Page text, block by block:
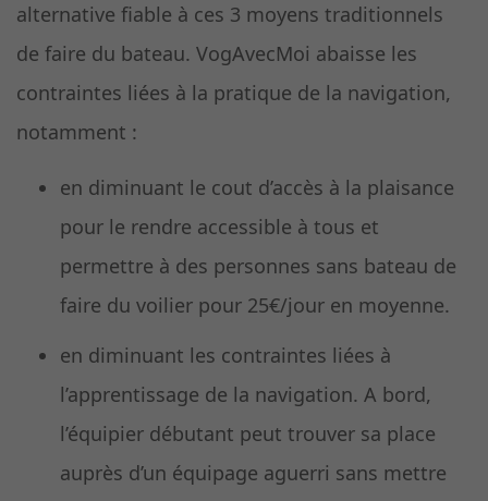
alternative fiable à ces 3 moyens traditionnels
de faire du bateau. VogAvecMoi abaisse les
contraintes liées à la pratique de la navigation,
notamment :
en diminuant le cout d’accès à la plaisance
pour le rendre accessible à tous et
permettre à des personnes sans bateau de
faire du voilier pour 25€/jour en moyenne.
en diminuant les contraintes liées à
l’apprentissage de la navigation. A bord,
l’équipier débutant peut trouver sa place
auprès d’un équipage aguerri sans mettre